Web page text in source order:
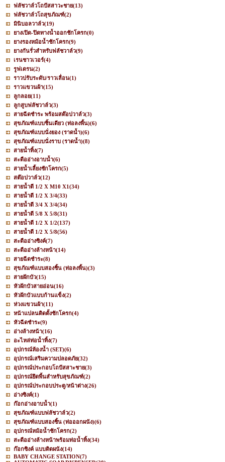
ฟลัชวาล์วโถปัสสาวะชาย(13)
ฟลัชวาล์วโถสุขภัณฑ์(2)
มินิบอลวาล์ว(19)
ยางเปิด-ปิดทางน้ำออกชักโครก(0)
ยางรองหม้อน้ำชักโครก(9)
ยางกันรั่วสำหรับฟลัชวาล์ว(9)
เรนชาวเวอร์(4)
รูฟเดรน(2)
ราวปรับระดับ/ราวเลื่อน(1)
ราวแขวนผ้า(15)
ลูกลอย(11)
ลูกสูบฟลัชวาล์ว(3)
สายฉีดชำระ พร้อมสต๊อปวาล์ว(3)
สุขภัณฑ์แบบชิ้นเดียว (ท่อลงพื้น)(6)
สุขภัณฑ์แบบนั่งยอง (ราดน้ำ)(6)
สุขภัณฑ์แบบนั่งราบ (ราดน้ำ)(8)
สายน้ำทิ้ง(7)
สะดืออ่างอาบน้ำ(6)
สายน้ำเลี้ยงชักโครก(5)
สต๊อปวาล์ว(12)
สายน้ำดี 1/2 X M10 X1(34)
สายน้ำดี 1/2 X 3/4(33)
สายน้ำดี 3/4 X 3/4(34)
สายน้ำดี 5/8 X 5/8(31)
สายน้ำดี 1/2 X 1/2(137)
สายน้ำดี 1/2 X 5/8(56)
สะดืออ่างซิงค์(7)
สะดืออ่างล้างหน้า(14)
สายฉีดชำระ(8)
สุขภัณฑ์แบบสองชิ้น (ท่อลงพื้น)(3)
สายฝักบัว(15)
หัวฝักบัวสายอ่อน(16)
หัวฝักบัวแบบก้านแข็ง(2)
ห่วงแขวนผ้า(11)
หน้าแปลนติดตั้งชักโครก(4)
หัวฉีดชำระ(9)
อ่างล้างหน้า(16)
อะไหล่ท่อน้ำทิ้ง(7)
อุปกรณ์ห้องน้ำ (SET)(6)
อุปกรณ์เสริมความปลอดภัย(32)
อุปกรณ์ประกอบโถปัสสาะชาย(3)
อุปกรณ์ยึดพื้นสำหรับสุขภัณฑ์(2)
อุปกรณ์ประกอบประตู/หน้าต่าง(26)
อ่างซิงค์(1)
ก๊อกอ่างอาบน้ำ(1)
สุขภัณฑ์แบบฟลัชวาล์ว(2)
สุขภัณฑ์แบบสองชิ้น (ท่อออกผนัง)(6)
อุปกรณ์หม้อน้ำชักโครก(2)
สะดืออ่างล้างหน้าพร้อมท่อน้ำทิ้ง(34)
ก๊อกซิงค์ แบบติดผนัง(14)
BABY CHANGE STATION(7)